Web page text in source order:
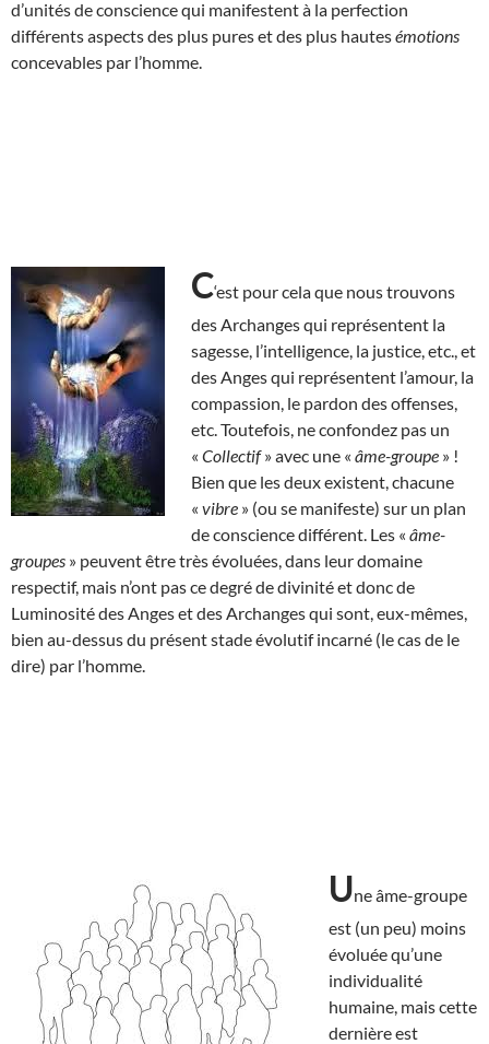
d’unités de conscience qui manifestent à la perfection
différents aspects des plus pures et des plus hautesémotions
concevables par l’homme.
C‘est pour cela que nous trouvons
des Archanges qui représentent la
sagesse, l’intelligence, la justice, etc., et
des Anges qui représentent l’amour, la
compassion, le pardon des offenses,
etc. Toutefois, ne confondez pas un
« Collectif» avec une « âme-groupe » !
Bien que les deux existent, chacune
« vibre » (ou se manifeste) sur un plan
de conscience différent. Les « âme-
groupes » peuvent être très évoluées, dans leur domaine
respectif, mais n’ont pas ce degré de divinité et donc de
Luminosité des Anges et des Archanges qui sont, eux-mêmes,
bien au-dessus du présent stade évolutif incarné (le cas de le
dire) par l’homme.
Une âme-groupe
est (un peu) moins
évoluée qu’une
individualité
humaine, mais cette
dernière est